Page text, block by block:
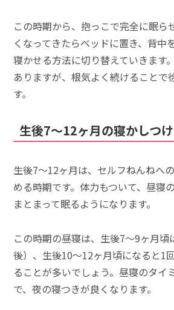
この時期から、抱っこで完全に眠ら
くなってきたらベッドに置き、背中
寝かせる方法に切り替えていきます
ありますが、根気よく続けることで
す。
生後7～12ヶ月の寝かしつけ
生後7～12ヶ月は、セルフねんねへ
める時期です。体力もついて、昼寝
まとまって眠るようになります。
この時期の昼寝は、生後7～9ヶ月頃
後）、生後10～12ヶ月頃になると1
ることが多いでしょう。昼寝のタイ
で、夜の寝つきが良くなります。